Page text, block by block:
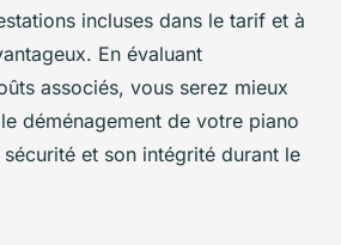
incluses dans le tarif et à
En évaluant
associés, vous serez mieux
déménagement de votre piano
et son intégrité durant le